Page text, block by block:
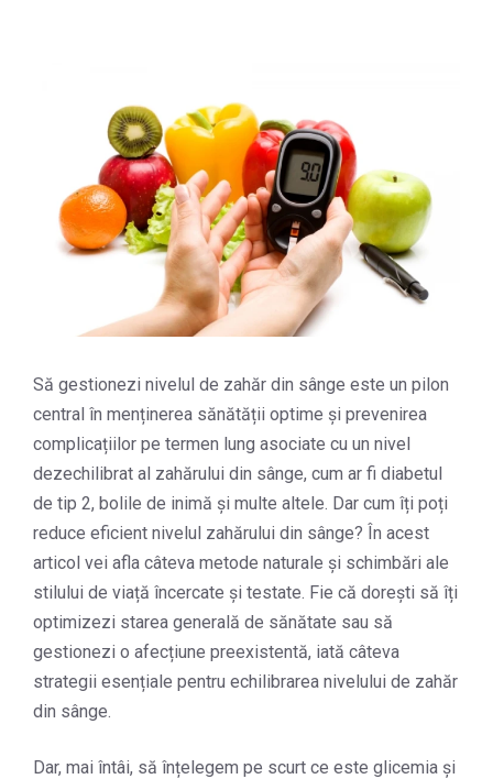
Să gestionezi nivelul de zahăr din sânge este un pilon
central în menținerea sănătății optime și prevenirea
complicațiilor pe termen lung asociate cu un nivel
dezechilibrat al zahărului din sânge, cum ar fi diabetul
de tip 2, bolile de inimă și multe altele. Dar cum îți poți
reduce eficient nivelul zahărului din sânge? În acest
articol vei afla câteva metode naturale și schimbări ale
stilului de viață încercate și testate. Fie că dorești să îți
optimizezi starea generală de sănătate sau să
gestionezi o afecțiune preexistentă, iată câteva
strategii esențiale pentru echilibrarea nivelului de zahăr
din sânge.
Dar, mai întâi, să înțelegem pe scurt ce este glicemia și